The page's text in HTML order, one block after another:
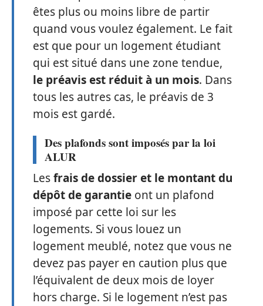
êtes plus ou moins libre de partir
quand vous voulez également. Le fait
est que pour un logement étudiant
qui est situé dans une zone tendue,
le préavis est réduit à un mois. Dans
tous les autres cas, le préavis de 3
mois est gardé.
Des plafonds sont imposés par la loi
ALUR
Lesfrais de dossier et le montant du
dépôt de garantie ont un plafond
imposé par cette loi sur les
logements. Si vous louez un
logement meublé, notez que vous ne
devez pas payer en caution plus que
l’équivalent de deux mois de loyer
hors charge. Si le logement n’est pas